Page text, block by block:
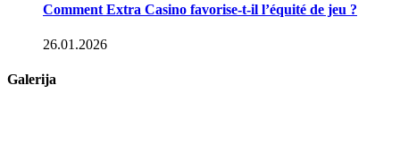
Comment Extra Casino favorise-t-il l’équité de jeu ?
26.01.2026
Galerija